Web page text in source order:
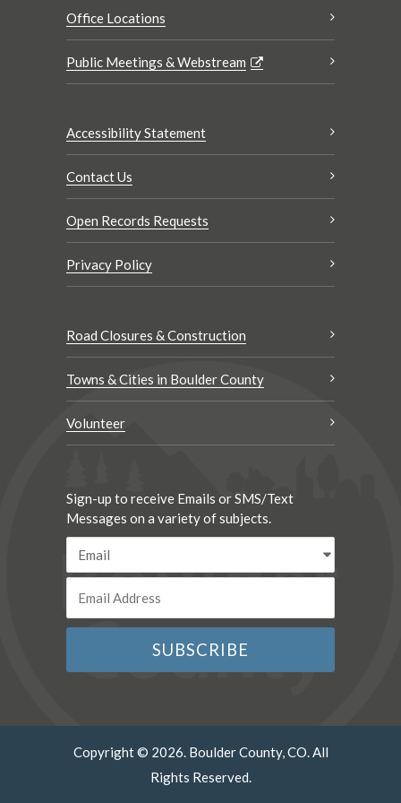
Office Locations
Public Meetings & Webstream
Accessibility Statement
Contact Us
Open Records Requests
Privacy Policy
Road Closures & Construction
Towns & Cities in Boulder County
Volunteer
Sign-up to receive Emails or SMS/Text
Messages on a variety of subjects.
Copyright © 2026. Boulder County, CO. All
Rights Reserved.